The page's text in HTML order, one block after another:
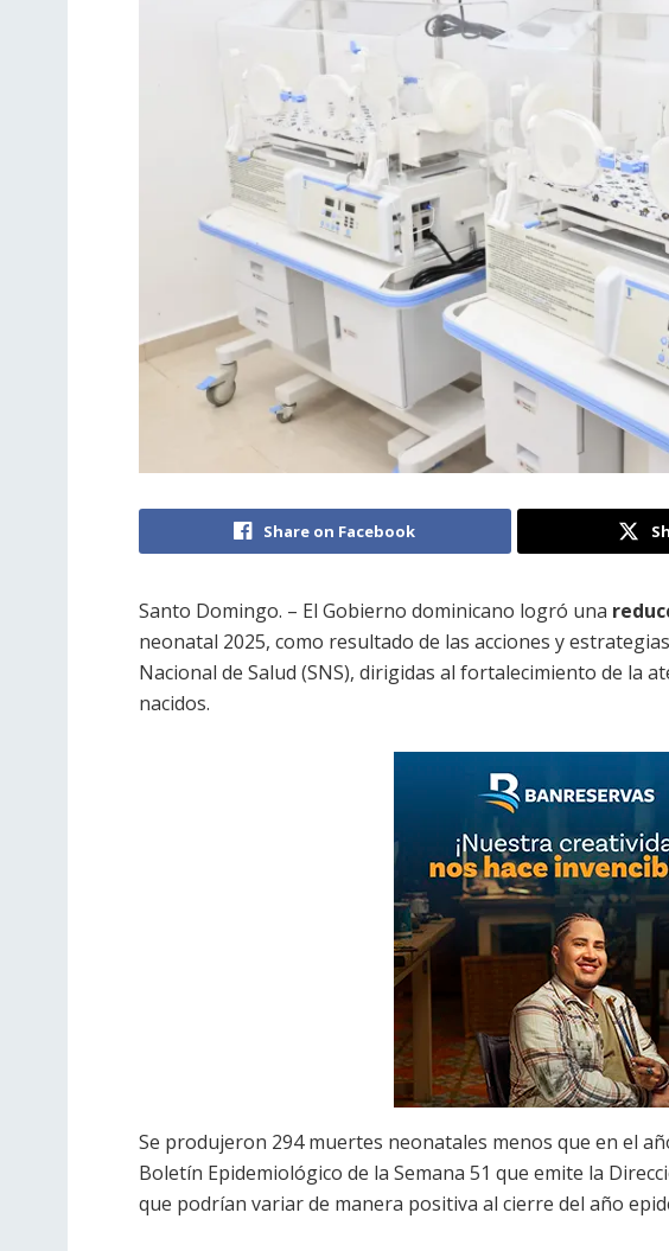
Share on Facebook
Santo Domingo. – El Gobierno dominicano logró una
neonatal 2025, como resultado de las acciones y
Nacional de Salud (SNS), dirigidas al fortalecimiento de la
nacidos.
Se produjeron 294 muertes neonatales menos que en el
Boletín Epidemiológico de la Semana 51 que emite la
que podrían variar de manera positiva al cierre del año